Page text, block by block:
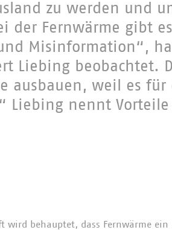
zu werden und
der Fernwärme gibt
Misinformation“,
Liebing beobachtet.
ausbauen, weil es für
Liebing nennt
wird behauptet, dass Fernwärme ein